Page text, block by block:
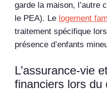
garde la maison, l’autre
le PEA). Le logement
traitement spécifique
présence d’enfants
L’assurance-vie
financiers lors du